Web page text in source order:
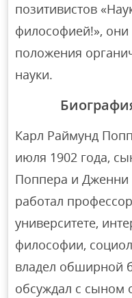
позитивистов
философией!», они
положения
науки.
Карл Раймунд
июля 1902 года,
Поппера и
работал
университете,
философии,
владел обширной
обсуждал с сыном